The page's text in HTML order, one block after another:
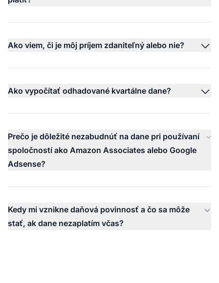
Ako viem, či je môj príjem zdaniteľný alebo nie?
Ako vypočítať odhadované kvartálne dane?
Prečo je dôležité nezabudnúť na dane pri používaní
spoločností ako Amazon Associates alebo Google
Adsense?
Kedy mi vznikne daňová povinnosť a čo sa môže
stať, ak dane nezaplatím včas?